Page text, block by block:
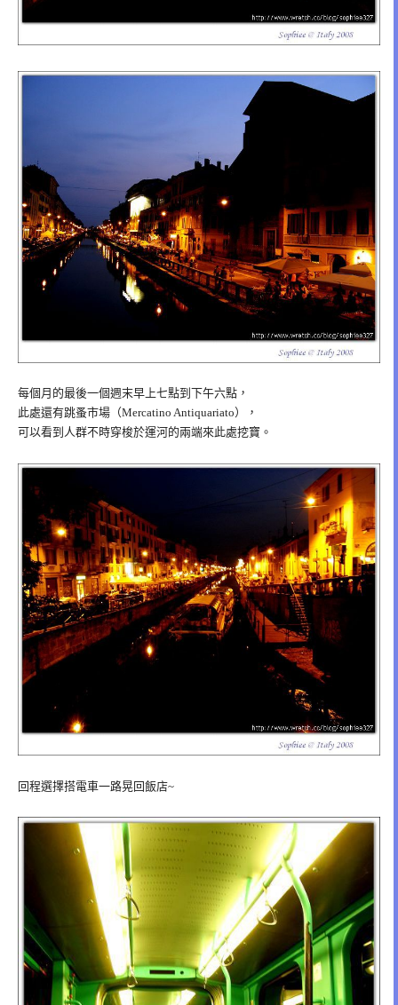
每個月的最後一個週末早上七點到下午六點，
此處還有跳蚤市場（Mercatino Antiquariato），
可以看到人群不時穿梭於運河的兩端來此處挖寶。
回程選擇搭電車一路晃回飯店~